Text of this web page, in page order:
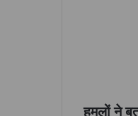
हमलों ने